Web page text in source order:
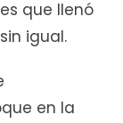
que llenó
igual.
en la